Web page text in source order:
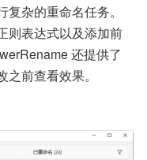
杂的重命名任务。
则表达式以及添加前
还提供了
前查看效果。